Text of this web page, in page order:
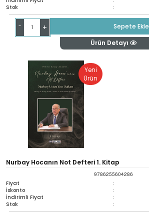
Stok :
- +
Sepete Ekle
Ürün Detayı
Yeni
Ürün
Nurbay Hocanın Not Defteri 1. Kitap
9786255604286
Fiyat :
İskonto :
İndirimli Fiyat :
Stok :